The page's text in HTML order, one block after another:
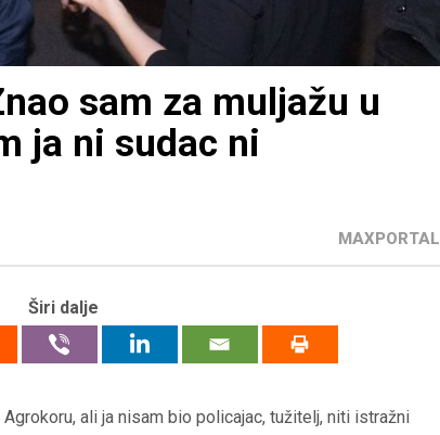
sam za muljažu u
ja ni sudac ni
MAXPORTAL
Širi dalje
ali ja nisam bio policajac, tužitelj, niti istražni